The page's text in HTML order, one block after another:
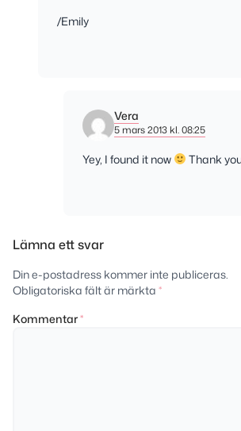
/Emily
Vera
5 mars 2013 kl. 08:25
Yey, I found it now
Thank
Lämna ett svar
Din e-postadress kommer inte publiceras.
Obligatoriska fält är märkta *
Kommentar*